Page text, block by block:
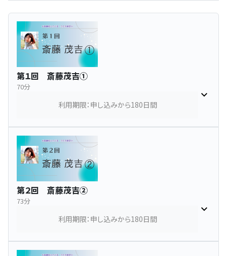
第１回 斎藤茂吉①
70分
利用期限：申し込みから180日間
第２回 斎藤茂吉②
73分
利用期限：申し込みから180日間